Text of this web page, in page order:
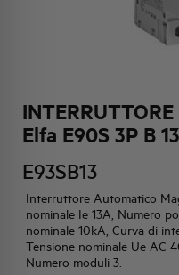
Elfa E90S 3P B
E93SB13
Interruttore Automatico
nominale Ie 13A, Numero
nominale 10kA, Curva di
Tensione nominale Ue AC
Numero moduli 3.
ATTIVITÀ E MERCATI